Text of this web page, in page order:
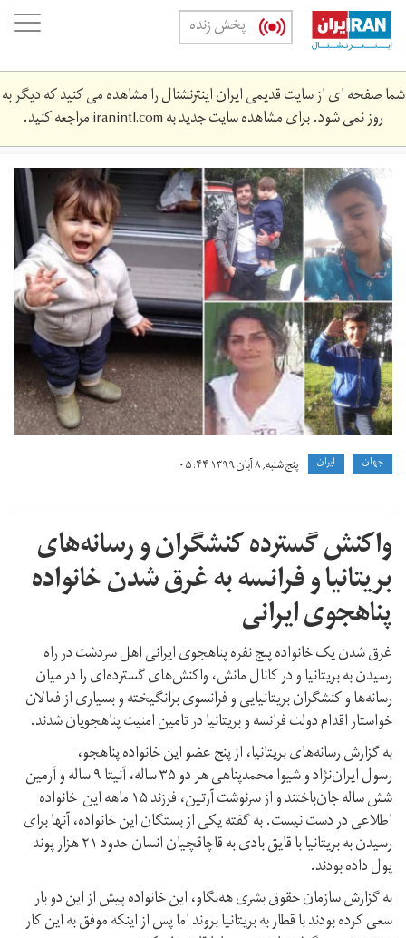
Skip
main
content
پخش زنده
شما صفحه ای از سایت قدیمی ایران اینترنشنال را مشاهده می کنید که دیگر به
روز نمی شود. برای مشاهده سایت جدید بهiranintl.comمراجعه کنید.
5_irk.jpg
جهان ايران پنج شنبه, ۸ آبان ۱۳۹۹ ۰۵:۴۴
واکنش گسترده کنشگران و رسانه‌های
بریتانیا و فرانسه به غرق شدن خانواده
پناهجوی ایرانی
غرق شدن یک خانواده پنج نفره پناهجوی ایرانی اهل سردشت در راه
رسیدن به بریتانیا و در کانال مانش، واکنش‌های گسترده‌ای را در میان
رسانه‌ها و کنشگران بریتانیایی و فرانسوی برانگیخته و بسیاری از فعالان
خواستار اقدام دولت فرانسه و بریتانیا در تامین امنیت پناهجویان شدند.
به گزارش رسانه‌های بریتانیا، از پنج عضو این خانواده پناهجو،
رسول ایران‌نژاد و شیوا محمدپناهی هر دو ۳۵ ساله، آنیتا ۹ ساله و آرمین
شش ساله جان‌باختند و از سرنوشت آرتین، فرزند ۱۵ ماهه این خانواده
اطلاعی در دست نیست. به گفته یکی از بستگان این خانواده، آنها برای
رسیدن به بریتانیا با قایق بادی به قاچاقچیان انسان حدود ۲۱ هزار پوند
پول داده بودند.
به گزارش سازمان حقوق بشری هه‌نگاو، این خانواده پیش از این دو بار
سعی کرده بودند با قطار به بریتانیا بروند اما پس از اینکه موفق به این کار